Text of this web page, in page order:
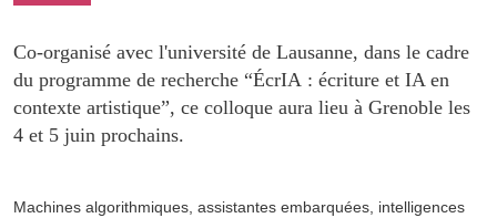
Co-organisé avec l'université de Lausanne, dans le cadre
du programme de recherche “ÉcrIA : écriture et IA en
contexte artistique”, ce colloque aura lieu à Grenoble les
4 et 5 juin prochains.
Machines algorithmiques, assistantes embarquées, intelligences